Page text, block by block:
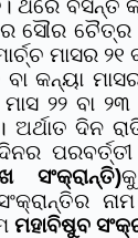
ଥରେ ବସନ୍ତ
ସୌର ଚୈତ୍ର
ମାସର
କନ୍ୟା
ମାସ ୨୨ ବା
ଅର୍ଥାତ ଦିନ
ପରବର୍ତ୍ତୀ
ସଂକ୍ରାନ୍ତି)
ନାମ
ମହାବିଷୁବ